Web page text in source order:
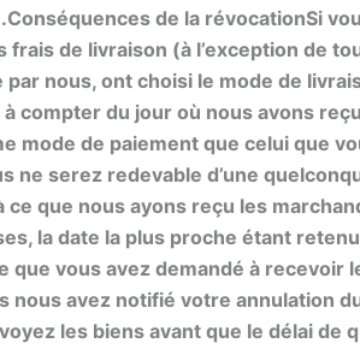
Conséquences de la révocationSi
de livraison (à l’exception de
nous, ont choisi le mode de
compter du jour où nous avons
mode de paiement que celui que
ne serez redevable d’une
ce que nous ayons reçu les
la date la plus proche étant
que vous avez demandé à
nous avez notifié votre annulation
les biens avant que le délai de